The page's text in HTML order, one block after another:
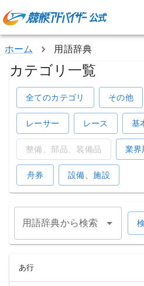
ホーム 用語辞典
カテゴリ一覧
全てのカテゴリ その他
レーサー レース 基
整備、部品、装備品 業界
舟券 設備、施設
用語辞典から検索
あ行